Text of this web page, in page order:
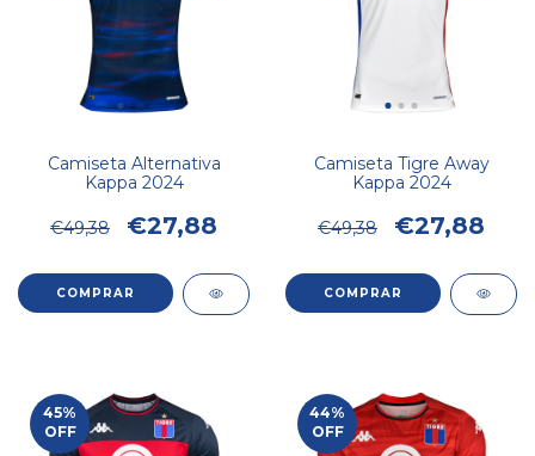
Camiseta Alternativa
Kappa 2024
€49,38 €27,88
COMPRAR
Camiseta Tigre Away
Kappa 2024
€49,38 €27,88
COMPRAR
45%
OFF
44%
OFF